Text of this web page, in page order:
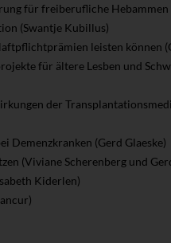
für freiberufliche
(Swantje Kubillus)
leisten können
für ältere Lesben und
der
Demenzkranken (Gerd Glaeske)
(Viviane Scherenberg und
Kiderlen)